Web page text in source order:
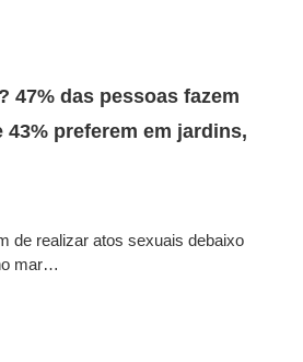
47% das pessoas fazem
preferem em jardins,
de realizar atos sexuais debaixo
mar…